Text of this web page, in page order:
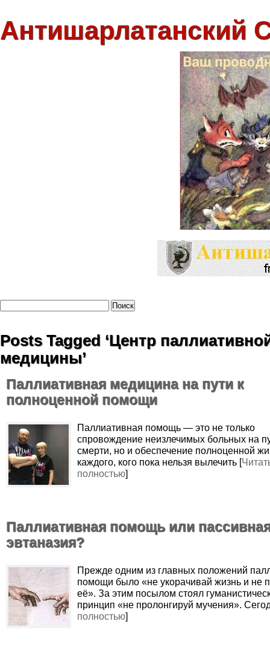
Антишарлатанский
Posts Tagged ‘Центр
медицины’
Паллиативная медицина на пути к
полноценной помощи
Паллиативная помощь — это не только
спровождение неизлечимых больных на
смерти, но и обеспечение полноценной
каждого, кого пока нельзя вылечить [
полностью]
Паллиативная помощь или
эвтаназия?
Прежде одним из главных положений
помощи было «не укорачивай жизнь и не
её». За этим посылом стоял
принцип «не пролонгируй мучения».
полностью]